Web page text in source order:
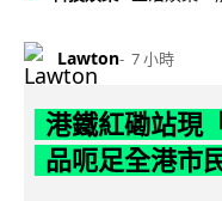
Lawton 7 小時
港鐵紅磡站現
品呃足全港市